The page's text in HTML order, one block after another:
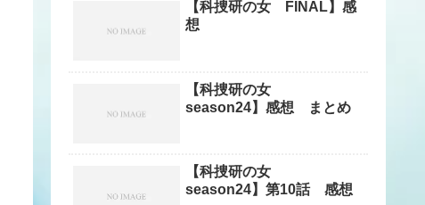
【科捜研の女 FINAL】感
想
【科捜研の女
season24】感想 まとめ
【科捜研の女
season24】第10話 感想